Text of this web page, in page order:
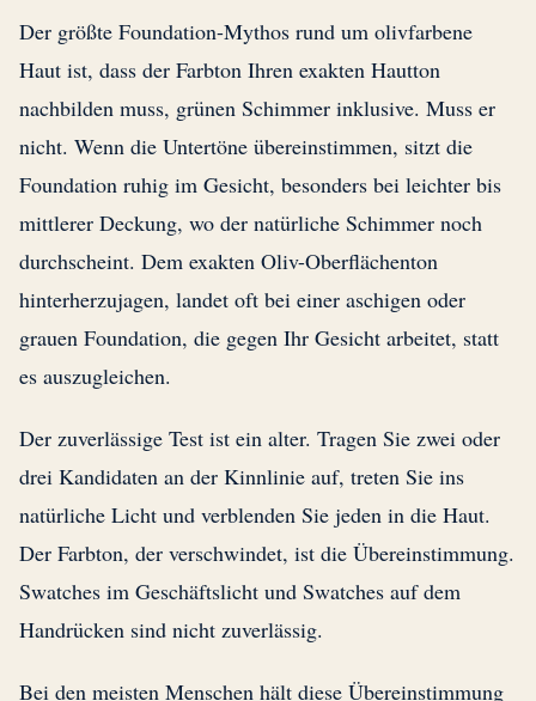
Der größte Foundation-Mythos rund um olivfarbene
Haut ist, dass der Farbton Ihren exakten Hautton
nachbilden muss, grünen Schimmer inklusive. Muss er
nicht. Wenn die Untertöne übereinstimmen, sitzt die
Foundation ruhig im Gesicht, besonders bei leichter bis
mittlerer Deckung, wo der natürliche Schimmer noch
durchscheint. Dem exakten Oliv-Oberflächenton
hinterherzujagen, landet oft bei einer aschigen oder
grauen Foundation, die gegen Ihr Gesicht arbeitet, statt
es auszugleichen.
Der zuverlässige Test ist ein alter. Tragen Sie zwei oder
drei Kandidaten an der Kinnlinie auf, treten Sie ins
natürliche Licht und verblenden Sie jeden in die Haut.
Der Farbton, der verschwindet, ist die Übereinstimmung.
Swatches im Geschäftslicht und Swatches auf dem
Handrücken sind nicht zuverlässig.
Bei den meisten Menschen hält diese Übereinstimmung